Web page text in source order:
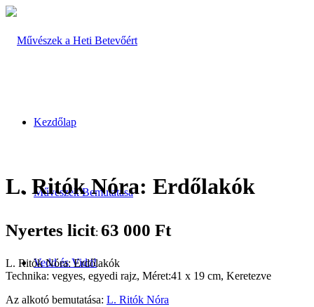
Kezdőlap
Művészek Bemutatása
Vedd és Vidd!
L. Ritók Nóra: Erdőlakók
Nyertes licit: 63 000 Ft
L. Ritók Nóra: Erdőlakók
Technika: vegyes, egyedi rajz, Méret:41 x 19 cm, Keretezve
Az alkotó bemutatása: L. Ritók Nóra